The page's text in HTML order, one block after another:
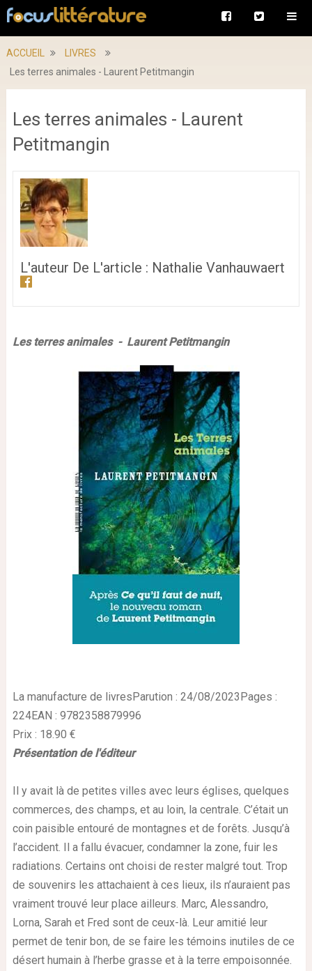
ACCUEIL
LIVRES
Les terres animales - Laurent Petitmangin
Les terres animales - Laurent
Petitmangin
L'auteur De L'article : Nathalie Vanhauwaert
Les terres animales - Laurent Petitmangin
La manufacture de livresParution : 24/08/2023Pages :
224EAN : 9782358879996
Prix : 18.90 €
Présentation de l'éditeur
Il y avait là de petites villes avec leurs églises, quelques
commerces, des champs, et au loin, la centrale. C’était un
coin paisible entouré de montagnes et de forêts. Jusqu’à
l’accident. Il a fallu évacuer, condamner la zone, fuir les
radiations. Certains ont choisi de rester malgré tout. Trop
de souvenirs les attachaient à ces lieux, ils n’auraient pas
vraiment trouvé leur place ailleurs. Marc, Alessandro,
Lorna, Sarah et Fred sont de ceux-là. Leur amitié leur
permet de tenir bon, de se faire les témoins inutiles de ce
désert humain à l’herbe grasse et à la terre empoisonnée.